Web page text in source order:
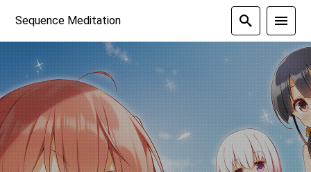
Sequence Meditation